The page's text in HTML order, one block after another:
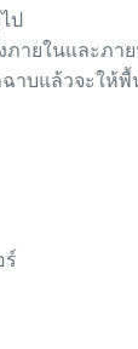
ป
ภายในและภา
บแล้วจะให้พื้
ร์